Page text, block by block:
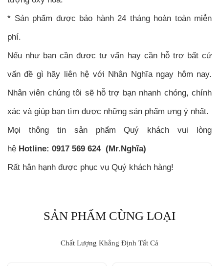
* Sản phẩm được bảo hành 24 tháng hoàn toàn miễn
phí.
Nếu như bạn cần được tư vấn hay cần hỗ trợ bất cứ
vấn đề gì hãy liên hệ với Nhân Nghĩa ngay hôm nay.
Nhân viên chúng tôi sẽ hỗ trợ bạn nhanh chóng, chính
xác và giúp bạn tìm được những sản phẩm ưng ý nhất.
Mọi thông tin sản phẩm Quý khách vui lòng
hệ Hotline: 0917 569 624 (Mr.Nghĩa)
Rất hân hạnh được phục vụ Quý khách hàng!
SẢN PHẨM CÙNG LOẠI
Chất Lượng Khẳng Định Tất Cả